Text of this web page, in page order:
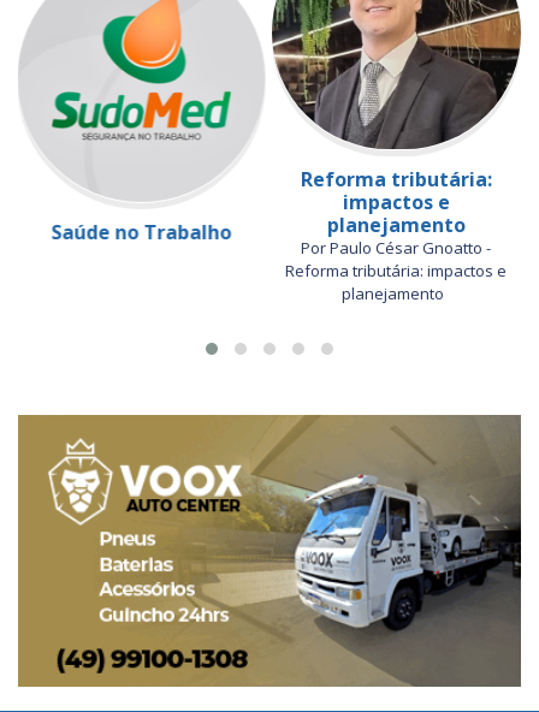
Saúde no Trabalho
Reforma tributária:
impactos e
planejamento
Por Paulo César Gnoatto -
Reforma tributária: impactos e
planejamento